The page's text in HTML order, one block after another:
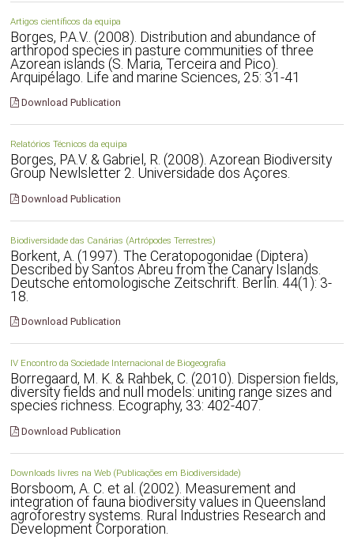
Artigos científicos da equipa
Borges, P.A.V.. (2008). Distribution and abundance of
arthropod species in pasture communities of three
Azorean islands (S. Maria, Terceira and Pico).
Arquipélago. Life and marine Sciences, 25: 31-41
Download Publication
Relatórios Técnicos da equipa
Borges, PA.V. & Gabriel, R. (2008). Azorean Biodiversity
Group Newlsletter 2. Universidade dos Açores.
Download Publication
Biodiversidade das Canárias (Artrópodes Terrestres)
Borkent, A. (1997). The Ceratopogonidae (Diptera)
Described by Santos Abreu from the Canary Islands.
Deutsche entomologische Zeitschrift. Berlín. 44(1): 3-
18.
Download Publication
IV Encontro da Sociedade Internacional de Biogeografia
Borregaard, M. K. & Rahbek, C. (2010). Dispersion fields,
diversity fields and null models: uniting range sizes and
species richness. Ecography, 33: 402-407.
Download Publication
Downloads livres na Web (Publicações em Biodiversidade)
Borsboom, A. C. et al. (2002). Measurement and
integration of fauna biodiversity values in Queensland
agroforestry systems. Rural Industries Research and
Development Corporation.